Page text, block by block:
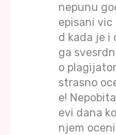
nepunu
episani
d kada je i
ga
o
strasno
e!
evi dana
njem